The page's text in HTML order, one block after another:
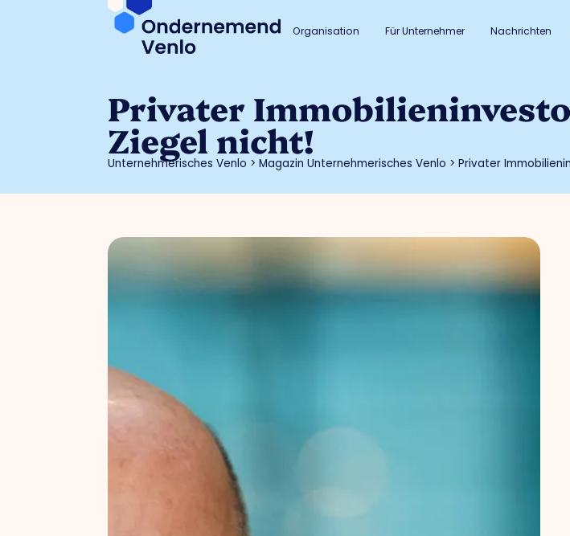
Organisation Für Unternehmer Nachrichten
Privater
Ziegel nicht!
Unternehmerisches Venlo >Magazin Unternehmerisches Venlo >Privater